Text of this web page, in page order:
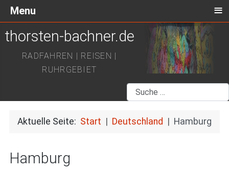
thorsten-bachner.de
RADFAHREN | REISEN |
RUHRGEBIET
Suchen
Aktuelle Seite: Start Deutschland Hamburg
Hamburg
Menu ≡